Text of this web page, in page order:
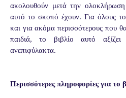
ακολουθούν μετά την ολοκλήρωση
αυτό το σκοπό έχουν. Για όλους
και για ακόμα περισσότερους που
παιδιά, το βιβλίο αυτό αξίζει
ανεπιφύλακτα.
Περισσότερες πληροφορίες για το